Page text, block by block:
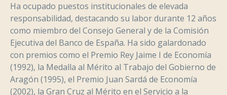
Ha ocupado puestos institucionales de elevada
responsabilidad, destacando su labor durante 12 años
como miembro del Consejo General y de la Comisión
Ejecutiva del Banco de España. Ha sido galardonado
con premios como el Premio Rey Jaime I de Economía
(1992), la Medalla al Mérito al Trabajo del Gobierno de
Aragón (1995), el Premio Juan Sardá de Economía
(2002), la Gran Cruz al Mérito en el Servicio a la